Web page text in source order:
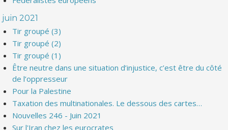
juin 2021
Tir groupé (3)
Tir groupé (2)
Tir groupé (1)
Être neutre dans une situation d’injustice, c’est être du côté
de l’oppresseur
Pour la Palestine
Taxation des multinationales. Le dessous des cartes…
Nouvelles 246 - Juin 2021
Sur l'Iran chez les eurocrates